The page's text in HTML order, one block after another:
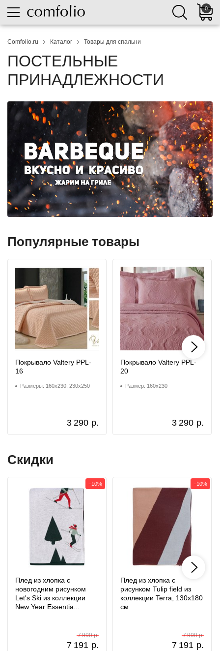
0
Comfolio.ru Каталог Товары для спальни
ПОСТЕЛЬНЫЕ
ПРИНАДЛЕЖНОСТИ
Популярные товары
Покрывало Valtery PPL-
16
Размеры: 160x230, 230x250
3 290 р.
Покрывало Valtery PPL-
20
Размер: 160x230
3 290 р.
Скидки
Плед из хлопка с
новогодним рисунком
Let's Ski из коллекции
New Year Essentia...
7 191 р.
7 990 р.
−10%
Плед из хлопка с
рисунком Tulip field из
коллекции Terra, 130х180
см
7 191 р.
7 990 р.
−10%